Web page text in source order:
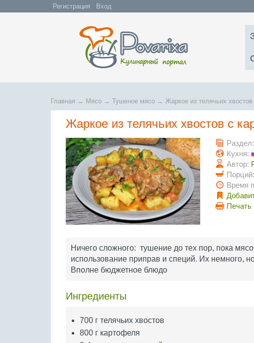
Регистрация Вход
Главная → Мясо → Тушеное мясо → Жаркое из телячьих
Жаркое из телячьих хвостов с
Раздел:
Кухня:
Автор:
Порций:
Время
Печать
Ничего сложного: тушение до тех пор, пока
использование приправ и специй. Их немного,
Вполне бюджетное блюдо
Ингредиенты
700 г телячьих хвостов
800 г картофеля